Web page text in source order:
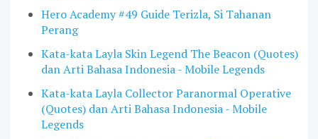
Hero Academy #49 Guide Terizla, Si Tahanan
Perang
Kata-kata Layla Skin Legend The Beacon (Quotes)
dan Arti Bahasa Indonesia - Mobile Legends
Kata-kata Layla Collector Paranormal Operative
(Quotes) dan Arti Bahasa Indonesia - Mobile
Legends